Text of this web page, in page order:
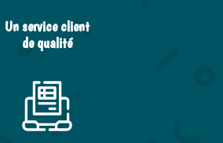
Un service client
de qualité